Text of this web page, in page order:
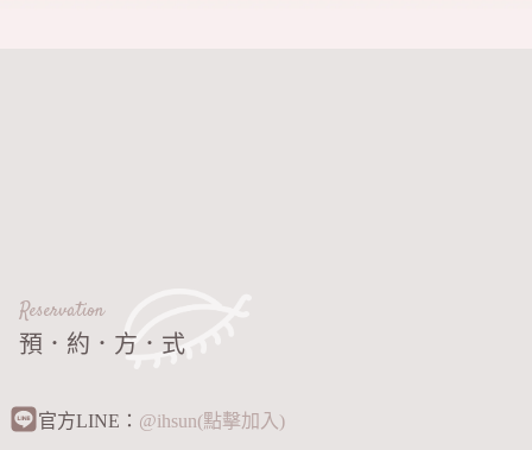
Reservation
預．約．方．式
官方LINE： @ihsun(點擊加入)